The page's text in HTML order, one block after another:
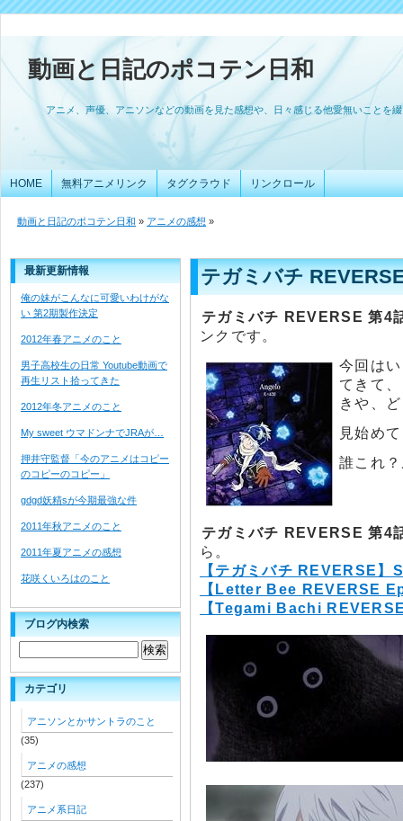
動画と日記のポコテン日和
アニメ、声優、アニソンなどの動画を見た感想や、日々感じる他愛無いことを
動画と日記のポコテン日和 » アニメの感想 »
テガミバチ
テガミバチ REVERSE 第4
ンクです。
今回は
てきて
きや、
見始め
誰これ
テガミバチ REVERSE 第4
ら。
【テガミバチ REVERSE
【Letter Bee REVERSE
【Tegami Bachi
最新更新情報
俺の妹がこんなに可愛いわけがな
い 第2期製作決定
2012年春アニメのこと
男子高校生の日常 Youtube動画で
再生リスト拾ってきた
2012年冬アニメのこと
My sweet ウマドンナでJRAが…
押井守監督「今のアニメはコピー
のコピーのコピー」
gdgd妖精sが今期最強な件
2011年秋アニメのこと
2011年夏アニメの感想
花咲くいろはのこと
ブログ内検索
カテゴリ
アニソンとかサントラのこと
(35)
アニメの感想
(237)
アニメ系日記
HOME 無料アニメリンク タグクラウド リンクロール